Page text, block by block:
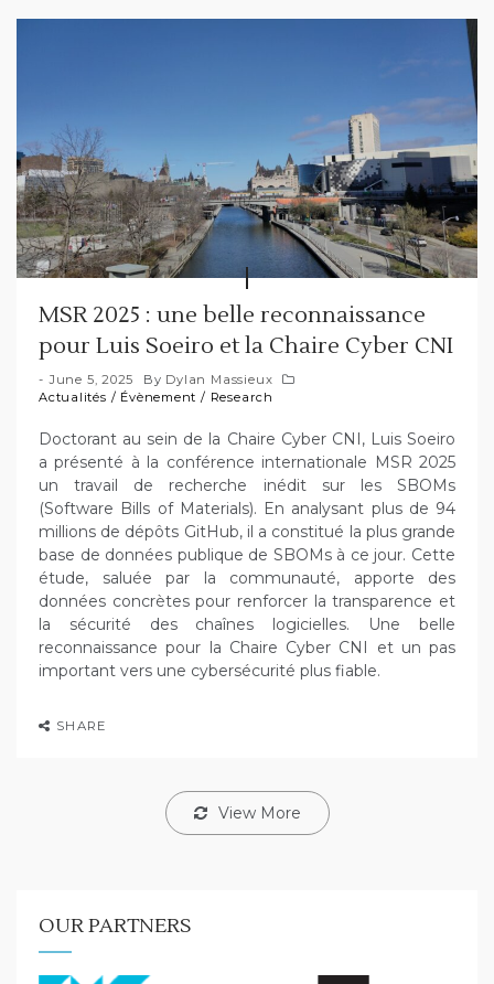
MSR 2025 : une belle reconnaissance
pour Luis Soeiro et la Chaire Cyber CNI
June 5, 2025 By Dylan Massieux
Actualités / Évènement / Research
Doctorant au sein de la Chaire Cyber CNI, Luis Soeiro
a présenté à la conférence internationale MSR 2025
un travail de recherche inédit sur les SBOMs
(Software Bills of Materials). En analysant plus de 94
millions de dépôts GitHub, il a constitué la plus grande
base de données publique de SBOMs à ce jour. Cette
étude, saluée par la communauté, apporte des
données concrètes pour renforcer la transparence et
la sécurité des chaînes logicielles. Une belle
reconnaissance pour la Chaire Cyber CNI et un pas
important vers une cybersécurité plus fiable.
SHARE
View More
OUR PARTNERS